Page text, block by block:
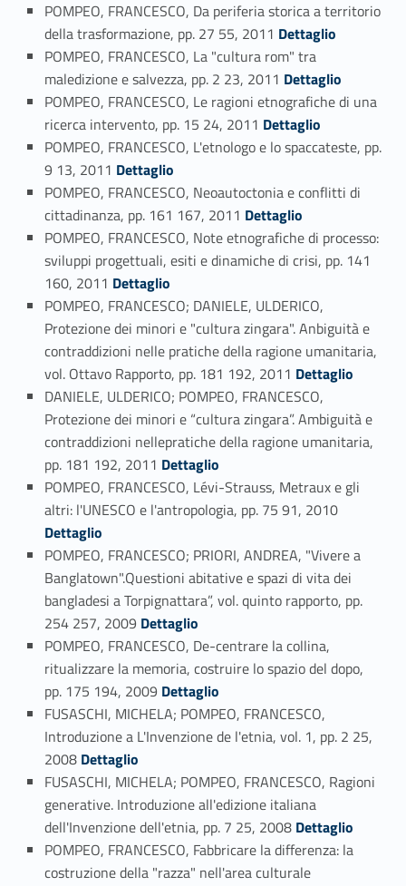
POMPEO, FRANCESCO, Da periferia storica a territorio
della trasformazione, pp. 27 55, 2011 Link identifier #identifier_person_53274-74
Dettaglio
POMPEO, FRANCESCO, La "cultura rom" tra
maledizione e salvezza, pp. 2 23, 2011 Link identifier #identifier_person_87273-75
Dettaglio
POMPEO, FRANCESCO, Le ragioni etnografiche di una
ricerca intervento, pp. 15 24, 2011 Link identifier #identifier_person_148167-76
Dettaglio
POMPEO, FRANCESCO, L'etnologo e lo spaccateste, pp.
9 13, 2011 Link identifier #identifier_person_53471-77
Dettaglio
POMPEO, FRANCESCO, Neoautoctonia e conflitti di
cittadinanza, pp. 161 167, 2011 Link identifier #identifier_person_53603-78
Dettaglio
POMPEO, FRANCESCO, Note etnografiche di processo:
sviluppi progettuali, esiti e dinamiche di crisi, pp. 141
160, 2011 Link identifier #identifier_person_44535-79
Dettaglio
POMPEO, FRANCESCO; DANIELE, ULDERICO,
Protezione dei minori e "cultura zingara". Anbiguità e
contraddizioni nelle pratiche della ragione umanitaria,
vol. Ottavo Rapporto, pp. 181 192, 2011 Link identifier #identifier_person_36561-80
Dettaglio
DANIELE, ULDERICO; POMPEO, FRANCESCO,
Protezione dei minori e “cultura zingara”. Ambiguità e
contraddizioni nellepratiche della ragione umanitaria,
pp. 181 192, 2011 Link identifier #identifier_person_3098-81
Dettaglio
POMPEO, FRANCESCO, Lévi-Strauss, Metraux e gli
altri: l'UNESCO e l'antropologia, pp. 75 91, 2010 Link identifier #identifier_person_135917-82
Dettaglio
POMPEO, FRANCESCO; PRIORI, ANDREA, "Vivere a
Banglatown".Questioni abitative e spazi di vita dei
bangladesi a Torpignattara”, vol. quinto rapporto, pp.
254 257, 2009 Link identifier #identifier_person_45280-83
Dettaglio
POMPEO, FRANCESCO, De-centrare la collina,
ritualizzare la memoria, costruire lo spazio del dopo,
pp. 175 194, 2009 Link identifier #identifier_person_61940-84
Dettaglio
FUSASCHI, MICHELA; POMPEO, FRANCESCO,
Introduzione a L'Invenzione de l'etnia, vol. 1, pp. 2 25,
2008 Link identifier #identifier_person_21566-85
Dettaglio
FUSASCHI, MICHELA; POMPEO, FRANCESCO, Ragioni
generative. Introduzione all'edizione italiana
dell'Invenzione dell'etnia, pp. 7 25, 2008 Link identifier #identifier_person_161354-86
Dettaglio
POMPEO, FRANCESCO, Fabbricare la differenza: la
costruzione della "razza" nell'area culturale